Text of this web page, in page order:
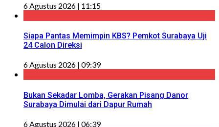
6 Agustus 2026 | 11:15
Siapa Pantas Memimpin KBS? Pemkot Surabaya Uji
24 Calon Direksi
6 Agustus 2026 | 09:39
Bukan Sekadar Lomba, Gerakan Pisang Danor
Surabaya Dimulai dari Dapur Rumah
6 Agustus 2026 | 06:39